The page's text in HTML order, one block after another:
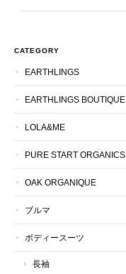
CATEGORY
EARTHLINGS
EARTHLINGS BOUTIQUE
LOLA&ME
PURE START ORGANICS
OAK ORGANIQUE
ブルマ
ボディースーツ
長袖